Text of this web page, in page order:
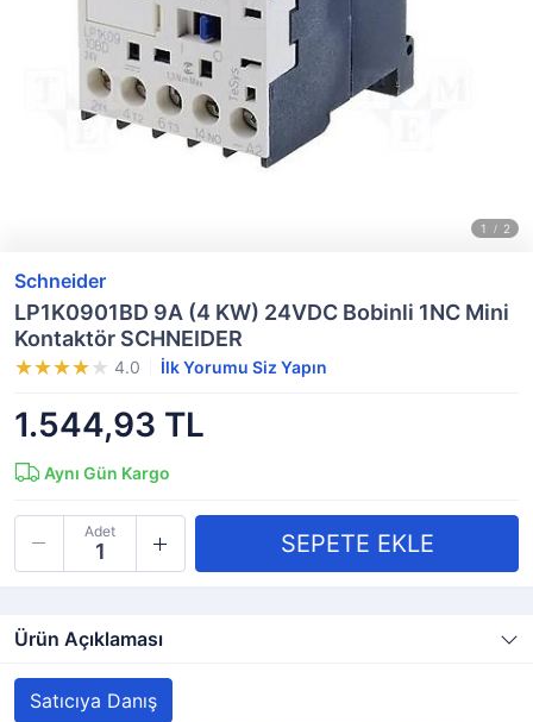
Schneider
LP1K0901BD 9A (4 KW) 24VDC Bobinli 1NC Mini
Kontaktör SCHNEIDER
4.0 İlk Yorumu Siz Yapın
1.544,93 TL
Aynı Gün Kargo
Adet
Ürün Açıklaması
Satıcıya Danış